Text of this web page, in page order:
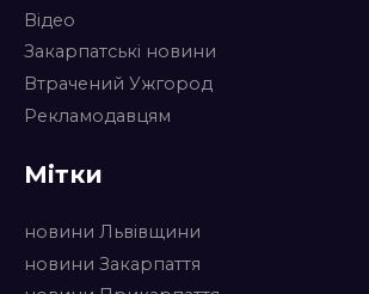
Відео
Закарпатські новини
Втрачений Ужгород
Рекламодавцям
Мітки
новини Львівщини
новини Закарпаття